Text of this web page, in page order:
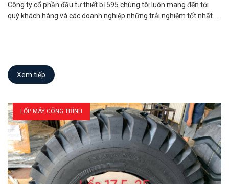
Công ty cổ phần đầu tư thiết bị 595 chúng tôi luôn mang đến tới
quý khách hàng và các doanh nghiệp những trải nghiệm tốt nhất ...
Xem tiếp
LỐP MÁY CÔNG TRÌNH